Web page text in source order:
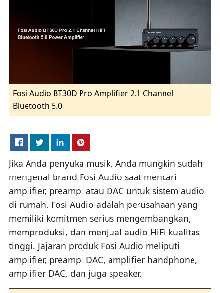
Fosi Audio BT30D Pro Amplifier 2.1 Channel
Bluetooth 5.0
Jika Anda penyuka musik, Anda mungkin sudah
mengenal brand Fosi Audio saat mencari
amplifier, preamp, atau DAC untuk sistem audio
di rumah. Fosi Audio adalah perusahaan yang
memiliki komitmen serius mengembangkan,
memproduksi, dan menjual audio HiFi kualitas
tinggi. Jajaran produk Fosi Audio meliputi
amplifier, preamp, DAC, amplifier handphone,
amplifier DAC, dan juga speaker.